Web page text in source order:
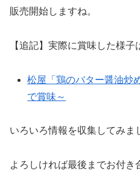
販売開始しますね。
【追記】実際に賞味した様子
松屋「鶏のバター醤油炒
で賞味～
いろいろ情報を収集してみま
よろしければ最後までお付き